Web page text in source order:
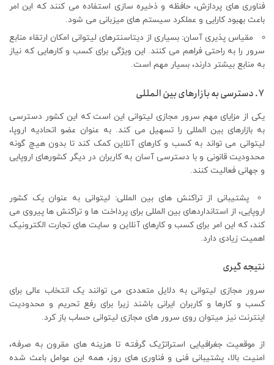
فناوری های پردازش، حافظه و ذخیره سازی استفاده می کنند که این امر
باعث بهبود کارایی و عملکرد سیستم های میزبانی می شود.
مقیاس پذیری آسان: بسیاری از دیتاسنترهای لیتوانی امکان ارتقاء منابع
سرور را به راحتی فراهم می کنند. این ویژگی برای کسب و کارهایی که نیاز
به منابع بیشتر دارند، بسیار مهم است.
7. دسترسی به بازارهای بین المللی
یکی از مزایای مهم سرور مجازی لیتوانی این است که این کشور دسترسی
به بازارهای بین المللی را تسهیل می کند. به عنوان عضو اتحادیه اروپا،
لیتوانی می تواند به کسب و کارهای آنلاین کمک کند تا بدون هیچ گونه
محدودیت قانونی و با دسترسی آسان به کاربران در دیگر کشورهای اروپایی
و جهانی فعالیت کنند.
پشتیبانی از تراکنش های بین المللی: لیتوانی به عنوان یک کشور
اروپایی، از استانداردهای بین المللی برای پرداخت ها و تراکنش ها پیروی می
کند، که این امر برای کسب و کارهای آنلاین و سایت های تجارت الکترونیک
اهمیت زیادی دارد.
نتیجه گیری
سرور مجازی لیتوانی به دلایل متعددی می توانند یک انتخاب عالی برای
کسب و کارها و کاربران ایرانی باشند زیرا برای رفع تحریم و محدودیت
اینترنت نیز میتوان روی سرور های مجازی لیتوانی حساب باز کرد.
از موقعیت جغرافیایی استراتژیک گرفته تا هزینه های مقرون به صرفه،
امنیت بالا، پشتیبانی فنی و فناوری های روز، همه این عوامل باعث شده